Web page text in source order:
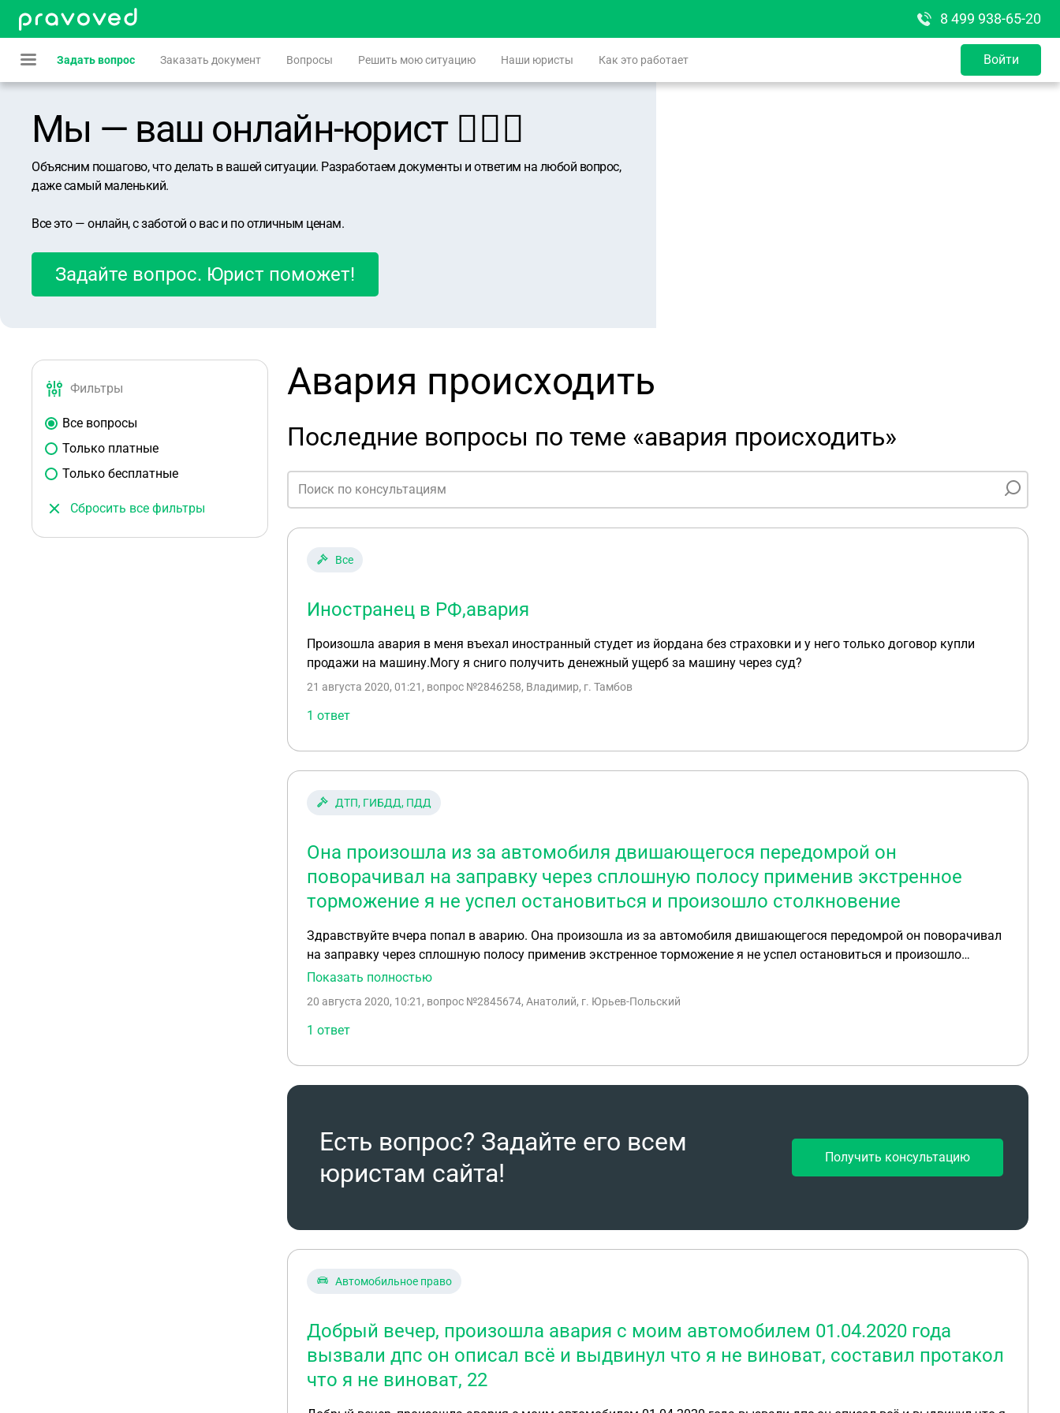
8 499 938-65-20
Задать вопрос Заказать документ Вопросы Решить мою ситуацию Наши юристы Как это работает Войти
Мы — ваш онлайн-юрист 👨🏻‍⚖️
Объясним пошагово, что делать в вашей ситуации. Разработаем документы и ответим на любой вопрос,
даже самый маленький.
Все это — онлайн, с заботой о вас и по отличным ценам.
Задайте вопрос. Юрист поможет!
Фильтры
Все вопросы
Только платные
Только бесплатные
Сбросить все фильтры
Авария происходить
Последние вопросы по теме «авария происходить»
Все
Иностранец в РФ,авария
Произошла авария в меня въехал иностранный студет из йордана без страховки и у него только договор купли
продажи на машину.Могу я сниго получить денежный ущерб за машину через суд?
21 августа 2020, 01:21 , вопрос №2846258, Владимир, г. Тамбов
1 ответ
ДТП, ГИБДД, ПДД
Она произошла из за автомобиля двишающегося передомрой он
поворачивал на заправку через сплошную полосу применив экстренное
торможение я не успел остановиться и произошло столкновение
Здравствуйте вчера попал в аварию. Она произошла из за автомобиля двишающегося передомрой он поворачивал
на заправку через сплошную полосу применив экстренное торможение я не успел остановиться и произошло
столкновение. Кто виноват в данном ДТП?
Показать полностью
20 августа 2020, 10:21 , вопрос №2845674, Анатолий, г. Юрьев-Польский
1 ответ
Есть вопрос? Задайте его всем
юристам сайта!
Получить консультацию
Автомобильное право
Добрый вечер, произошла авария с моим автомобилем 01.04.2020 года
вызвали дпс он описал всё и выдвинул что я не виноват, составил протакол
что я не виноват, 22